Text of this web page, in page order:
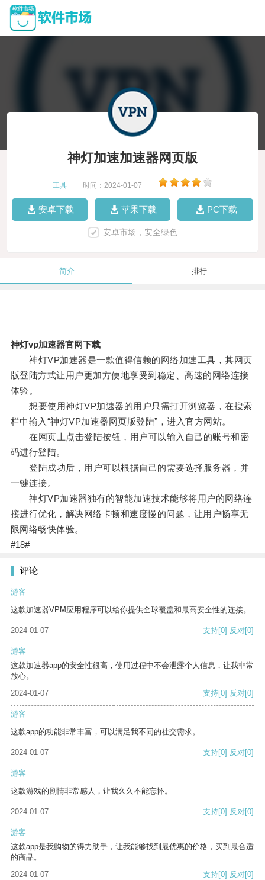
神灯加速加速器网页版
工具 时间：2024-01-07
安卓下载 苹果下载 PC下载
安卓市场，安全绿色
简介 排行
神灯vp加速器官网下载
神灯VP加速器是一款值得信赖的网络加速工具，其网页
版登陆方式让用户更加方便地享受到稳定、高速的网络连接
体验。
想要使用神灯VP加速器的用户只需打开浏览器，在搜索
栏中输入“神灯VP加速器网页版登陆”，进入官方网站。
在网页上点击登陆按钮，用户可以输入自己的账号和密
码进行登陆。
登陆成功后，用户可以根据自己的需要选择服务器，并
一键连接。
神灯VP加速器独有的智能加速技术能够将用户的网络连
接进行优化，解决网络卡顿和速度慢的问题，让用户畅享无
限网络畅快体验。
#18#
评论
游客
这款加速器VPM应用程序可以给你提供全球覆盖和最高安全性的连接。
2024-01-07 支持[0] 反对[0]
游客
这款加速器app的安全性很高，使用过程中不会泄露个人信息，让我非常
放心。
2024-01-07
支持[0] 反对[0]
游客
这款app的功能非常丰富，可以满足我不同的社交需求。
2024-01-07 支持[0] 反对[0]
游客
这款游戏的剧情非常感人，让我久久不能忘怀。
2024-01-07 支持[0] 反对[0]
游客
这款app是我购物的得力助手，让我能够找到最优惠的价格，买到最合适
的商品。
2024-01-07
支持[0] 反对[0]